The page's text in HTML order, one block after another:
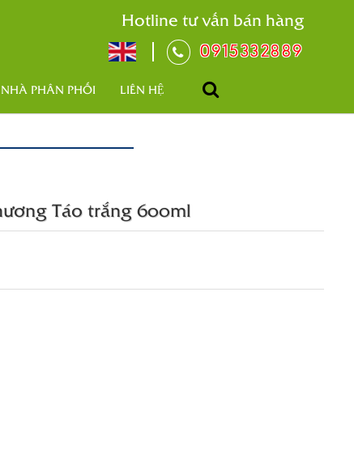
Hotline tư vấn bán hàng
0915332889
NHÀ PHÂN PHỐI LIÊN HỆ
Táo trắng 600ml